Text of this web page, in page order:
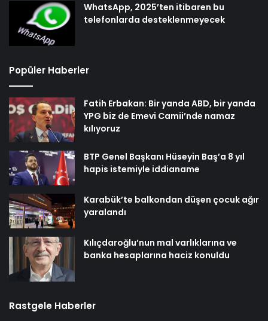
WhatsApp, 2025’ten itibaren bu
telefonlarda desteklenmeyecek
Popüler Haberler
Fatih Erbakan: Bir yanda ABD, bir yanda
YPG biz de Emevi Camii’nde namaz
kılıyoruz
BTP Genel Başkanı Hüseyin Baş’a 8 yıl
hapis istemiyle iddianame
Karabük’te balkondan düşen çocuk ağır
yaralandı
Kılıçdaroğlu’nun mal varlıklarına ve
banka hesaplarına haciz konuldu
Rastgele Haberler